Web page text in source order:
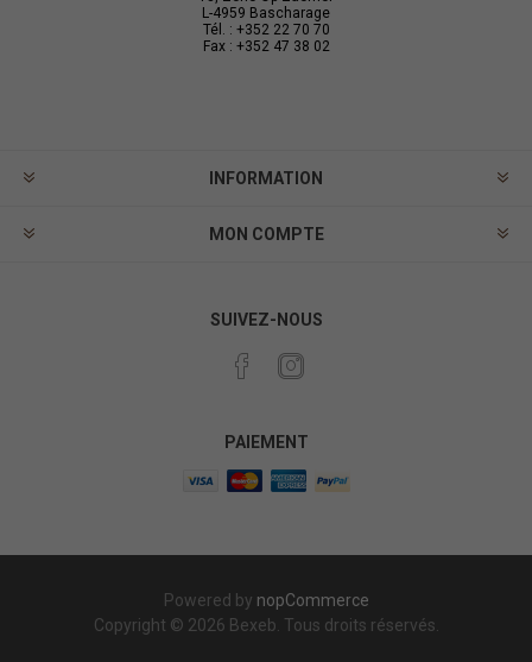
L-4959 Bascharage
Tél. : +352 22 70 70
Fax : +352 47 38 02
INFORMATION
MON COMPTE
SUIVEZ-NOUS
PAIEMENT
Powered by nopCommerce
Copyright © 2026 Bexeb. Tous droits réservés.